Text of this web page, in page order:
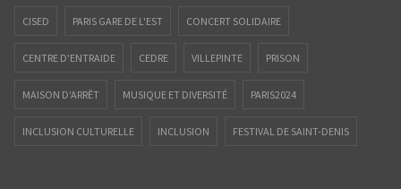
CISED PARIS GARE DE L'EST CONCERT SOLIDAIRE
CENTRE D'ENTRAIDE CEDRE VILLEPINTE PRISON
MAISON D'ARRÊT MUSIQUE ET DIVERSITÉ PARIS2024
INCLUSION CULTURELLE INCLUSION FESTIVAL DE SAINT-DENIS